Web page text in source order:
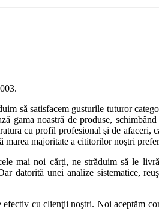
să satisfacem gusturile tuturor
gama noastră de produse,
cu profil profesional şi de afaceri,
majoritate a cititorilor noştri
noi cărți, ne străduim să le
unei analize sistematice,
cu clienţii noştri. Noi aceptăm